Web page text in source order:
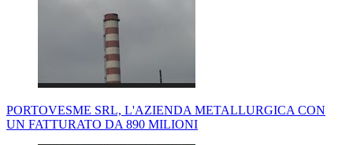
PORTOVESME SRL, L'AZIENDA METALLURGICA CON
UN FATTURATO DA 890 MILIONI